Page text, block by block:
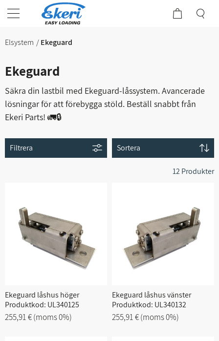
Elsystem Ekeguard
Ekeguard
Säkra din lastbil med Ekeguard-låssystem. Avancerade
lösningar för att förebygga stöld. Beställ snabbt från
Ekeri Parts! 🚛🔒
Filtrera Sortera
12 Produkter
Ekeguard låshus höger
Produktkod: UL340125
255,91 €(moms 0%)
Ekeguard låshus vänster
Produktkod: UL340132
255,91 €(moms 0%)